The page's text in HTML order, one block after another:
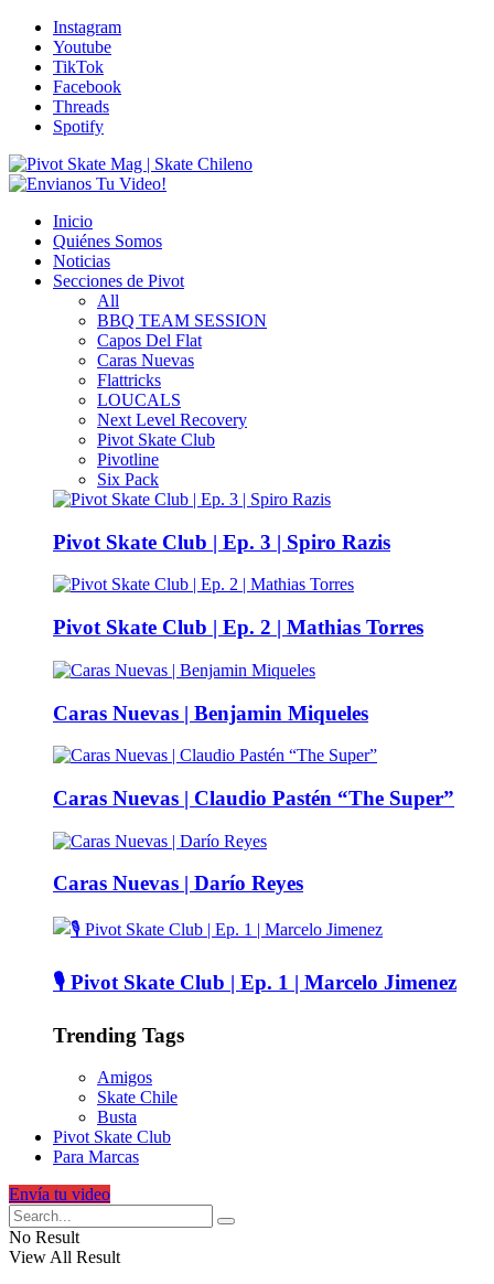
Instagram
Youtube
TikTok
Facebook
Threads
Spotify
Inicio
Quiénes Somos
Noticias
Secciones de Pivot
All
BBQ TEAM SESSION
Capos Del Flat
Caras Nuevas
Flattricks
LOUCALS
Next Level Recovery
Pivot Skate Club
Pivotline
Six Pack
Pivot Skate Club | Ep. 3 | Spiro Razis
Pivot Skate Club | Ep. 2 | Mathias Torres
Caras Nuevas | Benjamin Miqueles
Caras Nuevas | Claudio Pastén “The Super”
Caras Nuevas | Darío Reyes
🎙️ Pivot Skate Club | Ep. 1 | Marcelo Jimenez
Trending Tags
Amigos
Skate Chile
Busta
Pivot Skate Club
Para Marcas
Envía tu video
No Result
View All Result